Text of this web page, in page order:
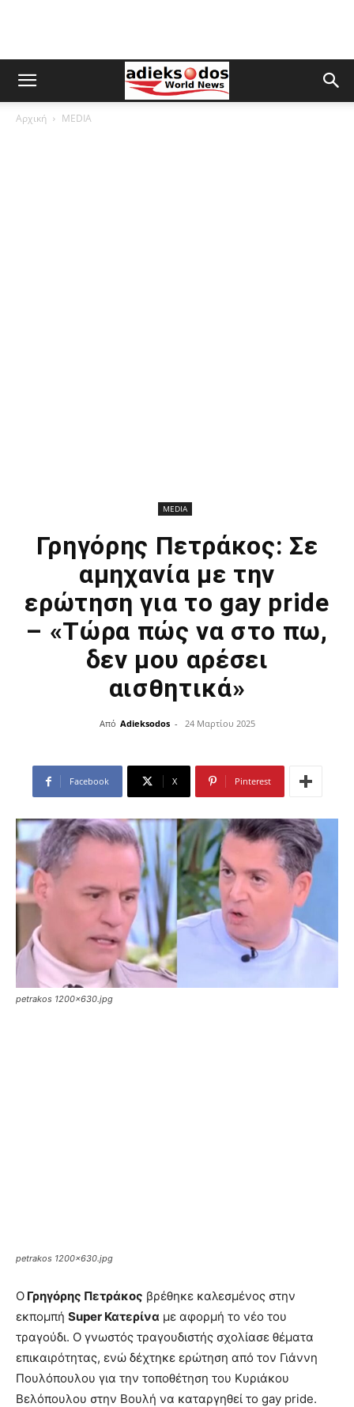
Αρχική MEDIA
MEDIA
Γρηγόρης Πετράκος: Σε
αμηχανία με την
ερώτηση για το gay pride
– «Τώρα πώς να στο πω,
δεν μου αρέσει
αισθητικά»
Από Adieksodos - 24 Μαρτίου 2025
Facebook X Pinterest
petrakos 1200x630.jpg
petrakos 1200×630.jpg
Ο Γρηγόρης Πετράκος βρέθηκε καλεσμένος στην
εκπομπή Super Κατερίνα με αφορμή το νέο του
τραγούδι. Ο γνωστός τραγουδιστής σχολίασε θέματα
επικαιρότητας, ενώ δέχτηκε ερώτηση από τον Γιάννη
Πουλόπουλου για την τοποθέτηση του Κυριάκου
Βελόπουλου στην Βουλή να καταργηθεί το gay pride.